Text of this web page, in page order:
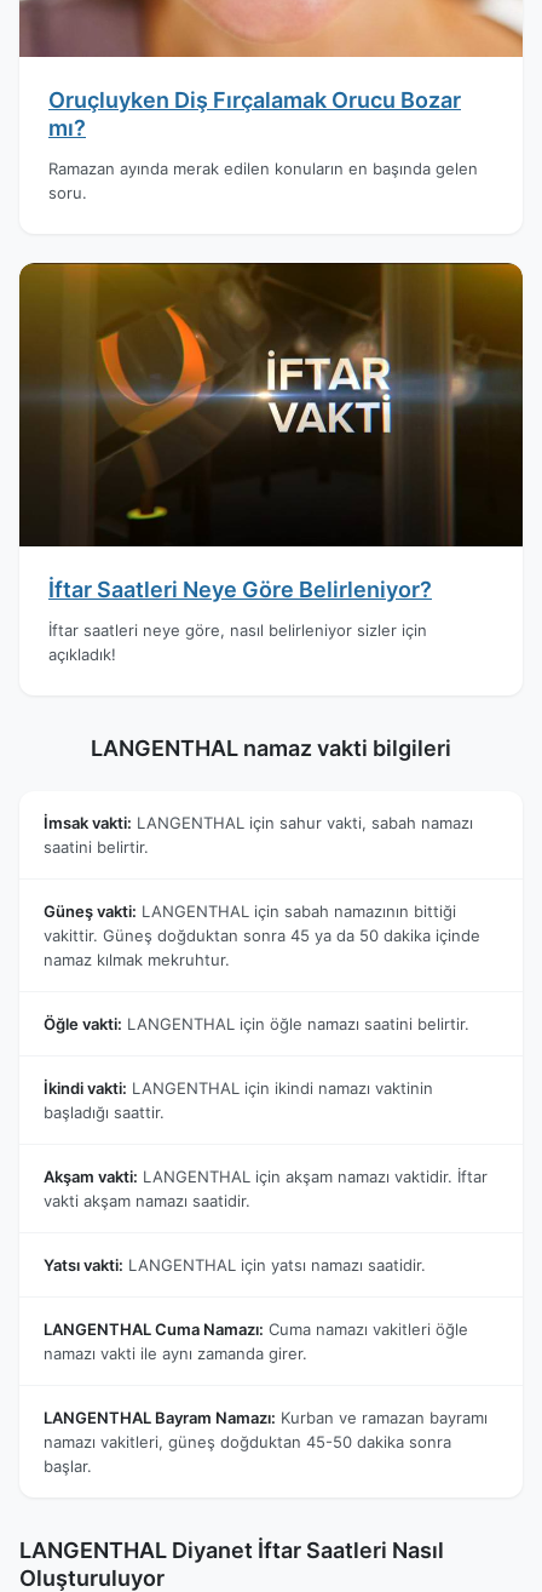
Oruçluyken Diş Fırçalamak Orucu Bozar
mı?
Ramazan ayında merak edilen konuların en başında gelen
soru.
İftar Saatleri Neye Göre Belirleniyor?
İftar saatleri neye göre, nasıl belirleniyor sizler için
açıkladık!
LANGENTHAL namaz vakti bilgileri
İmsak vakti: LANGENTHAL için sahur vakti, sabah namazı
saatini belirtir.
Güneş vakti: LANGENTHAL için sabah namazının bittiği
vakittir. Güneş doğduktan sonra 45 ya da 50 dakika içinde
namaz kılmak mekruhtur.
Öğle vakti: LANGENTHAL için öğle namazı saatini belirtir.
İkindi vakti: LANGENTHAL için ikindi namazı vaktinin
başladığı saattir.
Akşam vakti: LANGENTHAL için akşam namazı vaktidir. İftar
vakti akşam namazı saatidir.
Yatsı vakti: LANGENTHAL için yatsı namazı saatidir.
LANGENTHAL Cuma Namazı: Cuma namazı vakitleri öğle
namazı vakti ile aynı zamanda girer.
LANGENTHAL Bayram Namazı: Kurban ve ramazan bayramı
namazı vakitleri, güneş doğduktan 45-50 dakika sonra
başlar.
LANGENTHAL Diyanet İftar Saatleri Nasıl
Oluşturuluyor